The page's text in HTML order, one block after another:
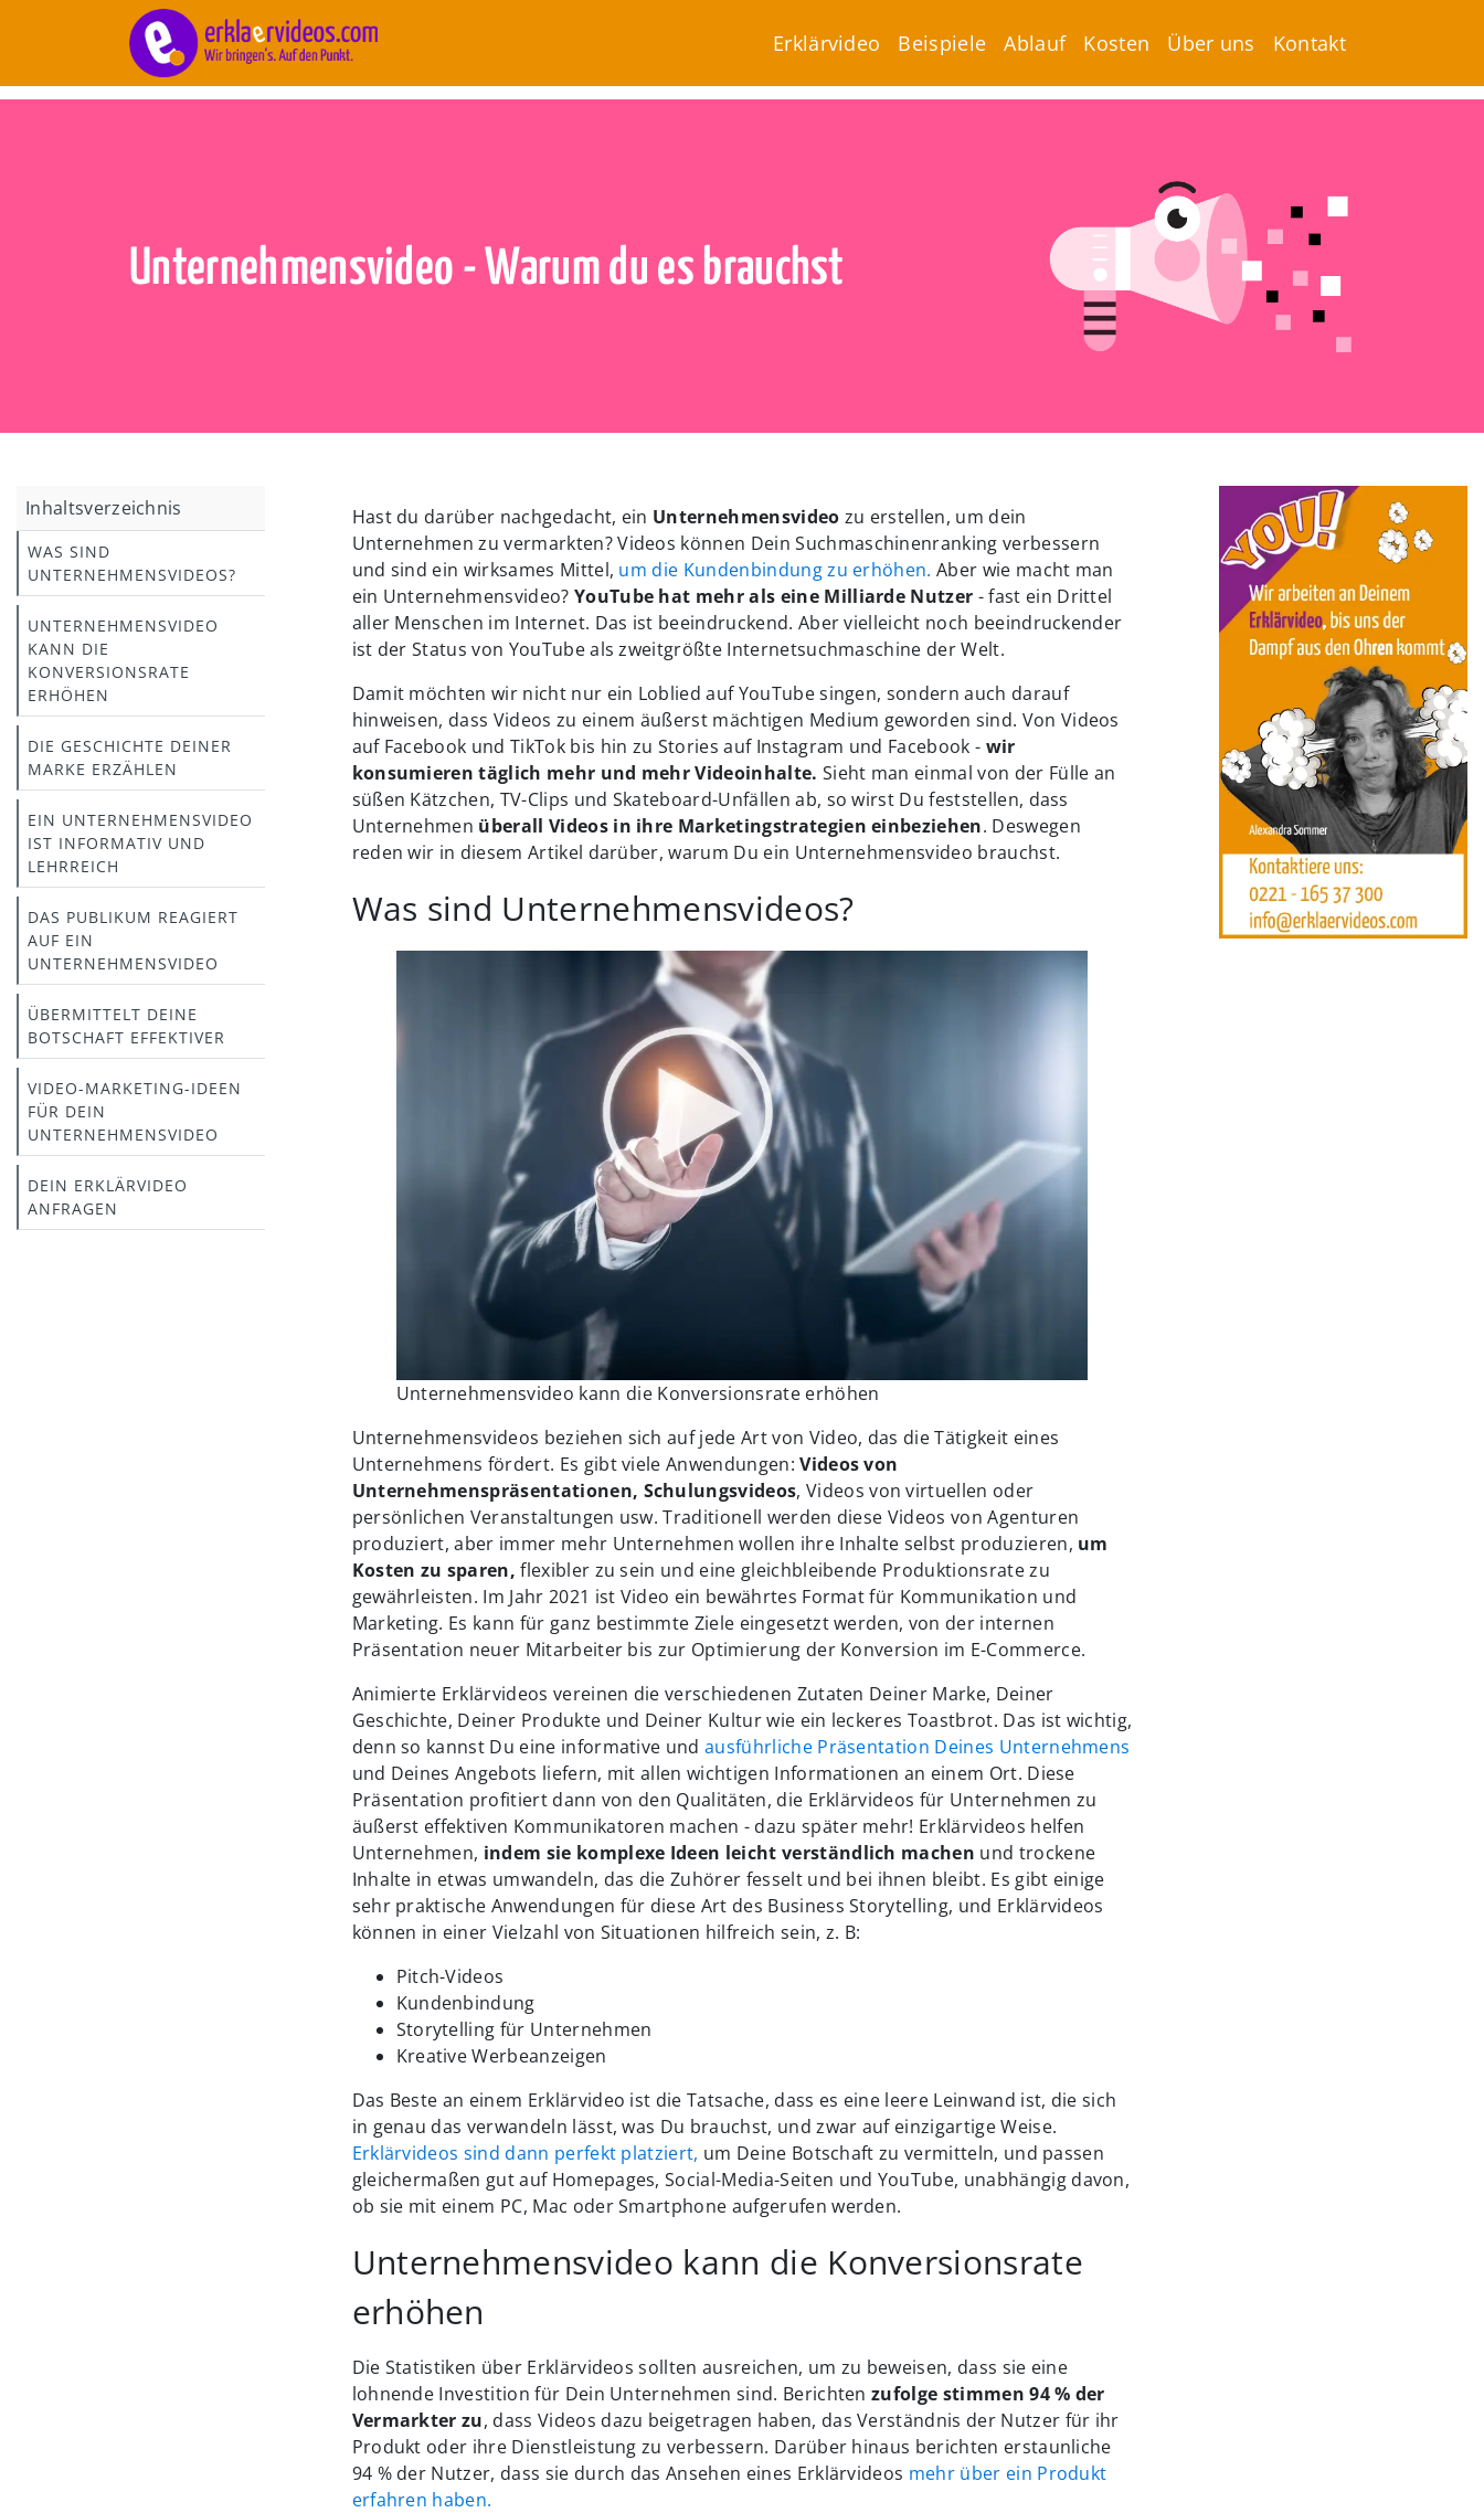
Erklärvideo Beispiele Ablauf Kosten Über uns Kontakt
Blog /
Unternehmensvideo - Warum du es brauchst
Inhaltsverzeichnis
WAS SIND
UNTERNEHMENSVIDEOS?
UNTERNEHMENSVIDEO
KANN DIE
KONVERSIONSRATE
ERHÖHEN
DIE GESCHICHTE DEINER
MARKE ERZÄHLEN
EIN UNTERNEHMENSVIDEO
IST INFORMATIV UND
LEHRREICH
DAS PUBLIKUM REAGIERT
AUF EIN
UNTERNEHMENSVIDEO
ÜBERMITTELT DEINE
BOTSCHAFT EFFEKTIVER
VIDEO-MARKETING-IDEEN
FÜR DEIN
UNTERNEHMENSVIDEO
DEIN ERKLÄRVIDEO
ANFRAGEN
Hast du darüber nachgedacht, ein Unternehmensvideo zu erstellen, um dein
Unternehmen zu vermarkten? Videos können Dein Suchmaschinenranking verbessern
und sind ein wirksames Mittel, um die Kundenbindung zu erhöhen. Aber wie macht man
ein Unternehmensvideo? YouTube hat mehr als eine Milliarde Nutzer - fast ein Drittel
aller Menschen im Internet. Das ist beeindruckend. Aber vielleicht noch beeindruckender
ist der Status von YouTube als zweitgrößte Internetsuchmaschine der Welt.
Damit möchten wir nicht nur ein Loblied auf YouTube singen, sondern auch darauf
hinweisen, dass Videos zu einem äußerst mächtigen Medium geworden sind. Von Videos
auf Facebook und TikTok bis hin zu Stories auf Instagram und Facebook - wir
konsumieren täglich mehr und mehr Videoinhalte. Sieht man einmal von der Fülle an
süßen Kätzchen, TV-Clips und Skateboard-Unfällen ab, so wirst Du feststellen, dass
Unternehmen überall Videos in ihre Marketingstrategien einbeziehen. Deswegen
reden wir in diesem Artikel darüber, warum Du ein Unternehmensvideo brauchst.
Was sind Unternehmensvideos?
Unternehmensvideo kann die Konversionsrate erhöhen
Unternehmensvideos beziehen sich auf jede Art von Video, das die Tätigkeit eines
Unternehmens fördert. Es gibt viele Anwendungen:Videos von
Unternehmenspräsentationen, Schulungsvideos, Videos von virtuellen oder
persönlichen Veranstaltungen usw. Traditionell werden diese Videos von Agenturen
produziert, aber immer mehr Unternehmen wollen ihre Inhalte selbst produzieren, um
Kosten zu sparen,flexibler zu sein und eine gleichbleibende Produktionsrate zu
gewährleisten. Im Jahr 2021 ist Video ein bewährtes Format für Kommunikation und
Marketing. Es kann für ganz bestimmte Ziele eingesetzt werden, von der internen
Präsentation neuer Mitarbeiter bis zur Optimierung der Konversion im E-Commerce.
Animierte Erklärvideos vereinen die verschiedenen Zutaten Deiner Marke, Deiner
Geschichte, Deiner Produkte und Deiner Kultur wie ein leckeres Toastbrot. Das ist wichtig,
denn so kannst Du eine informative undausführliche Präsentation Deines Unternehmens
und Deines Angebots liefern, mit allen wichtigen Informationen an einem Ort. Diese
Präsentation profitiert dann von den Qualitäten, die Erklärvideos für Unternehmen zu
äußerst effektiven Kommunikatoren machen - dazu später mehr! Erklärvideos helfen
Unternehmen, indem sie komplexe Ideen leicht verständlich machen und trockene
Inhalte in etwas umwandeln, das die Zuhörer fesselt und bei ihnen bleibt. Es gibt einige
sehr praktische Anwendungen für diese Art des Business Storytelling, und Erklärvideos
können in einer Vielzahl von Situationen hilfreich sein, z. B:
Pitch-Videos
Kundenbindung
Storytelling für Unternehmen
Kreative Werbeanzeigen
Das Beste an einem Erklärvideo ist die Tatsache, dass es eine leere Leinwand ist, die sich
in genau das verwandeln lässt, was Du brauchst, und zwar auf einzigartige Weise.
Erklärvideos sind dann perfekt platziert, um Deine Botschaft zu vermitteln, und passen
gleichermaßen gut auf Homepages, Social-Media-Seiten und YouTube, unabhängig davon,
ob sie mit einem PC, Mac oder Smartphone aufgerufen werden.
Unternehmensvideo kann die Konversionsrate
erhöhen
Die Statistiken über Erklärvideos sollten ausreichen, um zu beweisen, dass sie eine
lohnende Investition für Dein Unternehmen sind. Berichtenzufolge stimmen 94 % der
Vermarkter zu, dass Videos dazu beigetragen haben, das Verständnis der Nutzer für ihr
Produkt oder ihre Dienstleistung zu verbessern. Darüber hinaus berichten erstaunliche
94 % der Nutzer, dass sie durch das Ansehen eines Erklärvideos mehr über ein Produkt
erfahren haben.